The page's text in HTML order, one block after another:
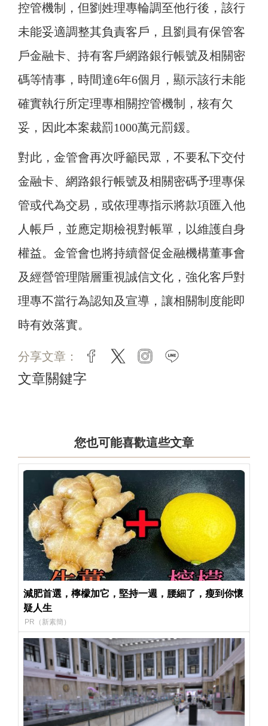
控管機制，但劉姓理專輪調至他行後，該行
未能妥適調整其負責客戶，且劉員有保管客
戶金融卡、持有客戶網路銀行帳號及相關密
碼等情事，時間達6年6個月，顯示該行未能
確實執行所定理專相關控管機制，核有欠
妥，因此本案裁罰1000萬元罰鍰。
對此，金管會再次呼籲民眾，不要私下交付
金融卡、網路銀行帳號及相關密碼予理專保
管或代為交易，或依理專指示將款項匯入他
人帳戶，並應定期檢視對帳單，以維護自身
權益。金管會也將持續督促金融機構董事會
及經營管理階層重視誠信文化，強化客戶對
理專不當行為認知及宣導，讓相關制度能即
時有效落實。
分享文章： facebook
twitter instagram
文章關鍵字
您也可能喜歡這些文章
減肥首選，檸檬加它，堅持一週，腰細了，瘦到你懷
疑人生
PR（新素簡）